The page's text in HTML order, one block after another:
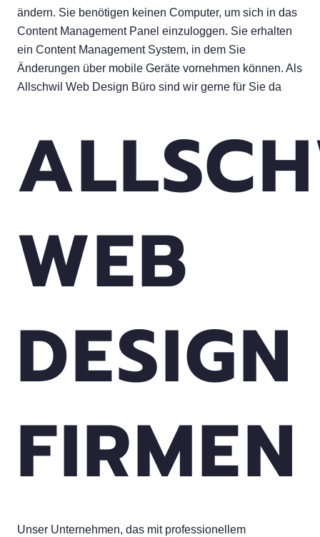
ändern. Sie benötigen keinen Computer, um sich in das
Content Management Panel einzuloggen. Sie erhalten
ein Content Management System, in dem Sie
Änderungen über mobile Geräte vornehmen können. Als
Allschwil Web Design Büro sind wir gerne für Sie da
WEB
DESIGN
FIRMEN
Unser Unternehmen, das mit professionellem